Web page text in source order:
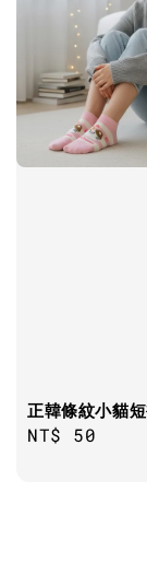
正韓條紋小貓
Regular
NT$ 50